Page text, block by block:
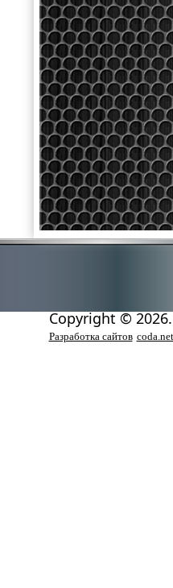
Copyright ©
Разработка сайтов